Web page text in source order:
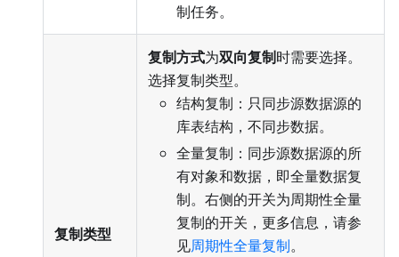
制任务。
复制类型
复制方式为双向复制时需要选择。
选择复制类型。
结构复制：只同步源数据源的
库表结构，不同步数据。
全量复制：同步源数据源的所
有对象和数据，即全量数据复
制。右侧的开关为周期性全量
复制的开关，更多信息，请参
见周期性全量复制。